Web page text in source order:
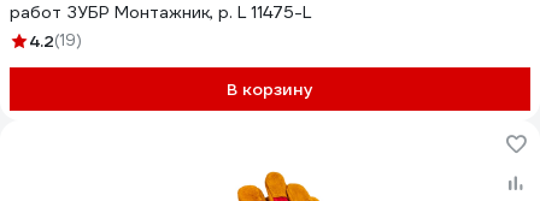
работ ЗУБР Монтажник, р. L 11475-L
4.2(19)
В корзину